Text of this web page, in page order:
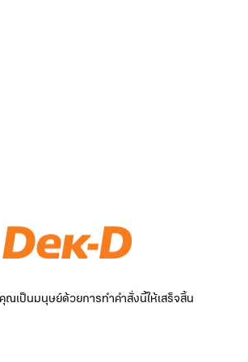
ณเป็นมนุษย์ด้วยการทำคำสั่งนี้ให้เสร็จสิ้น